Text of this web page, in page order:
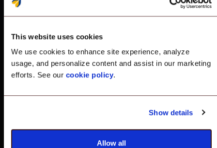
This website uses cookies
We use cookies to enhance site experience, analyze
usage, and personalize content and assist in our marketing
efforts. See our cookie policy.
Show details
Allow all
dispositivi. Scalefusion verifica l'integrità
hardware e software di iPhone, iPad e Mac
Attestation di Apple. Rileva tentativi di
manomissione o jailbreak, applica la
conformità e automatizza le azioni
correttive, garantendo che solo i dispositivi